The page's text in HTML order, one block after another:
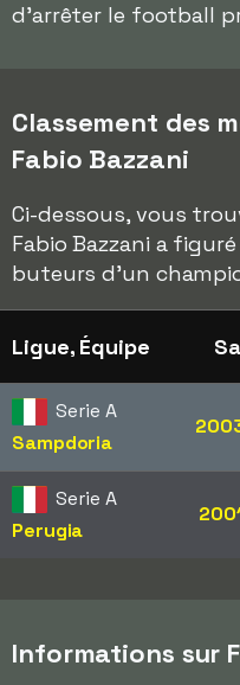
d'arrêter le football
Classement des
Fabio Bazzani
Ci-dessous, vous
Fabio Bazzani a
buteurs d'un
Ligue, Équipe
Serie A
Sampdoria
Serie A
Perugia
Informations sur